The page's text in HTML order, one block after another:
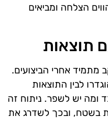
הצלחה ומביאים
תוצאות
מתמיד אחרי הביצועים.
לבין התוצאות
ומה יש לשפר. ניתוח זה
בשטח, ובכך לשדרג את